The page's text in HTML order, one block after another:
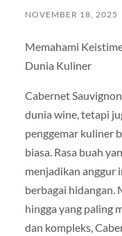
NOVEMBER 18, 2025
Memahami
Dunia Kuliner
Cabernet
dunia wine, tetapi
penggemar kuliner
biasa. Rasa buah
menjadikan anggur
berbagai hidangan.
hingga yang paling
dan kompleks,